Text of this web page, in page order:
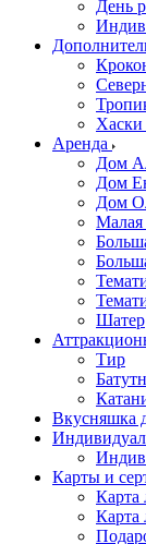
День
Хаски
Аренда
Дом
Дом
Дом
Малая
Шатер
Тир
Вкусняшка
Карты и
Карта
Карта